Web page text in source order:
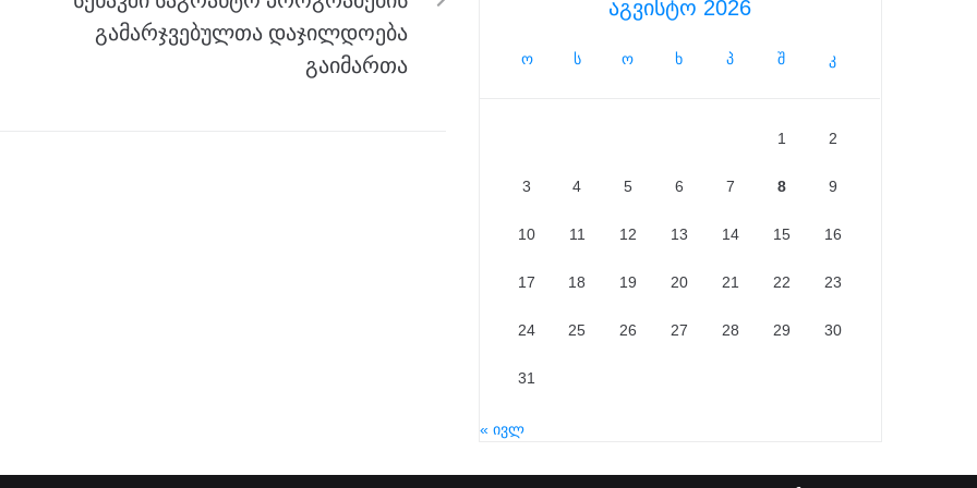
გამარჯვებულთა დაჯილდოება
გაიმართა
აგვისტო 2026
ო ს ო ხ პ შ კ
1 2
3 4 5 6 7 8 9
10 11 12 13 14 15 16
17 18 19 20 21 22 23
24 25 26 27 28 29 30
31
« ივლ